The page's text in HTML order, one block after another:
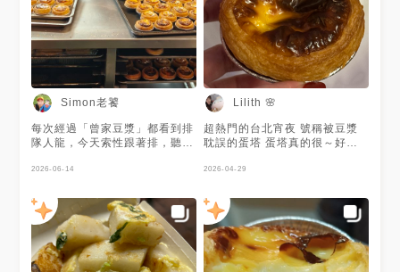
Simon老饕
每次經過「曾家豆漿」都看到排
隊人龍，今天索性跟著排，聽排
就買蛋塔$45囉！ #台北市 #中
2026-06-14
Lilith 🌸
超熱門的台北宵夜 號稱被豆漿
耽誤的蛋塔 蛋塔真的很～好吃
隊美食 #甜點 #蛋塔
2026-04-29